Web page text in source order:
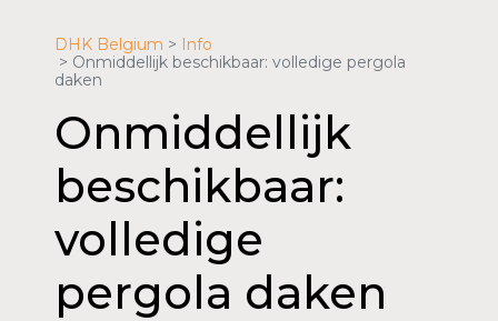
DHK Belgium
Info
Onmiddellijk beschikbaar: volledige pergola
daken
Onmiddellijk
beschikbaar:
volledige
pergola daken